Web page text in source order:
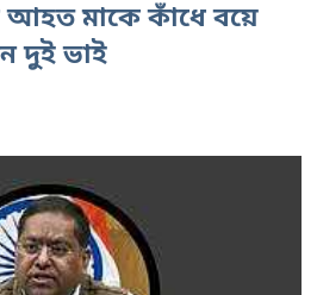
আহত মাকে কাঁধে বয়ে
দুই ভাই